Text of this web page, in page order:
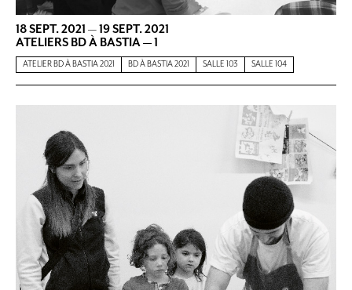
18 SEPT. 2021 —19 SEPT. 2021
ATELIERS BD À BASTIA — 1
ATELIER BD À BASTIA 2021 BD À BASTIA 2021 SALLE 103 SALLE 104